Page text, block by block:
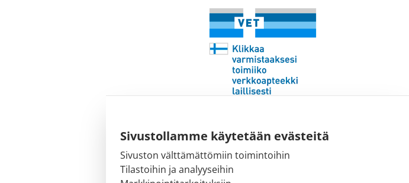
Sivustollamme käytetään evästeitä
Sivuston välttämättömiin toimintoihin
Tilastoihin ja analyyseihin
kirjaamo@fimea.fi
Fimean vaihde: